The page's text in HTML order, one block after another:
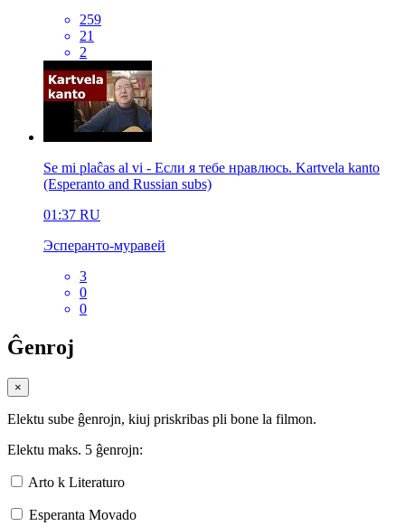
259
21
2
Se mi plaĉas al vi - Если я тебе нравлюсь. Kartvela kanto
(Esperanto and Russian subs)
01:37 RU
Эсперанто-муравей
3
0
0
Ĝenroj
×
Elektu sube ĝenrojn, kiuj priskribas pli bone la filmon.
Elektu maks. 5 ĝenrojn:
Arto k Literaturo
Esperanta Movado